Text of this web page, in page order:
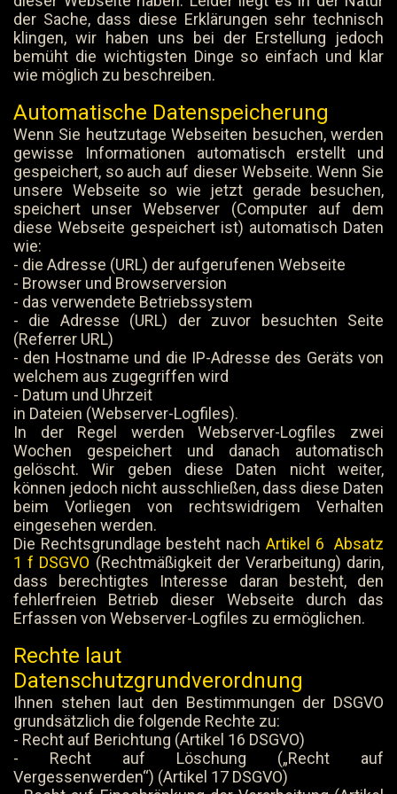
der Sache, dass diese Erklärungen sehr technisch
klingen, wir haben uns bei der Erstellung jedoch
bemüht die wichtigsten Dinge so einfach und klar
wie möglich zu beschreiben.
Automatische Datenspeicherung
Wenn Sie heutzutage Webseiten besuchen, werden
gewisse Informationen automatisch erstellt und
gespeichert, so auch auf dieser Webseite. Wenn Sie
unsere Webseite so wie jetzt gerade besuchen,
speichert unser Webserver (Computer auf dem
diese Webseite gespeichert ist) automatisch Daten
wie:
- die Adresse (URL) der aufgerufenen Webseite
- Browser und Browserversion
- das verwendete Betriebssystem
- die Adresse (URL) der zuvor besuchten Seite
(Referrer URL)
- den Hostname und die IP-Adresse des Geräts von
welchem aus zugegriffen wird
- Datum und Uhrzeit
in Dateien (Webserver-Logfiles).
In der Regel werden Webserver-Logfiles zwei
Wochen gespeichert und danach automatisch
gelöscht. Wir geben diese Daten nicht weiter,
können jedoch nicht ausschließen, dass diese Daten
beim Vorliegen von rechtswidrigem Verhalten
eingesehen werden.
Die Rechtsgrundlage besteht nach Artikel 6 Absatz
1 f DSGVO (Rechtmäßigkeit der Verarbeitung) darin,
dass berechtigtes Interesse daran besteht, den
fehlerfreien Betrieb dieser Webseite durch das
Erfassen von Webserver-Logfiles zu ermöglichen.
Rechte laut
Datenschutzgrundverordnung
Ihnen stehen laut den Bestimmungen der DSGVO
grundsätzlich die folgende Rechte zu:
- Recht auf Berichtung (Artikel 16 DSGVO)
- Recht auf Löschung („Recht auf
Vergessenwerden“) (Artikel 17 DSGVO)